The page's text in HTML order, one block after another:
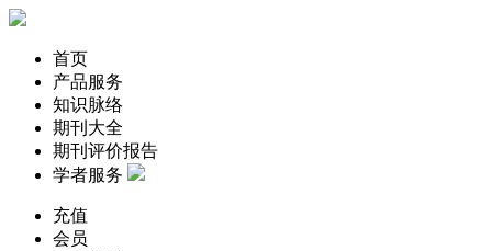
首页
产品服务
知识脉络
期刊大全
期刊评价报告
学者服务
充值
会员